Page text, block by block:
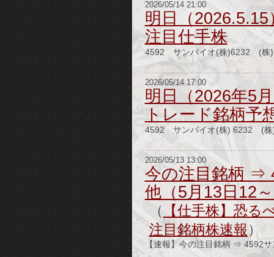
2026/05/14 21:00
明日（2026.5.15
注目仕手株
4592 サンバイオ(株)6232 (株
2026/05/14 17:00
明日（2026年5
トレード銘柄予
4592 サンバイオ(株) 6232 (
2026/05/13 13:00
今の注目銘柄 ⇒
他（5月13日12
（【仕手株】恐る
注目銘柄株速報）
【速報】今の注目銘柄 ⇒ 4592